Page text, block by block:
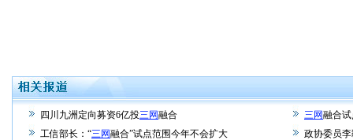
四川九洲定向募资6亿投三网融合 三网融合
工信部长：“三网融合”试点范围今年不会扩大
政协委员